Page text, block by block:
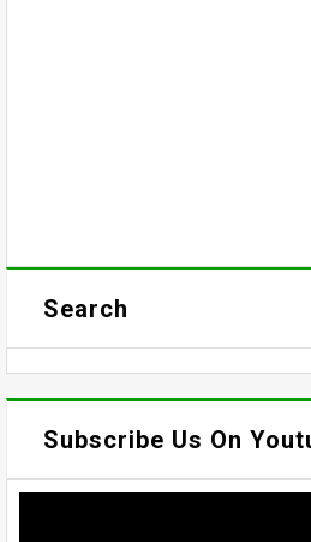
Search
Subscribe Us On